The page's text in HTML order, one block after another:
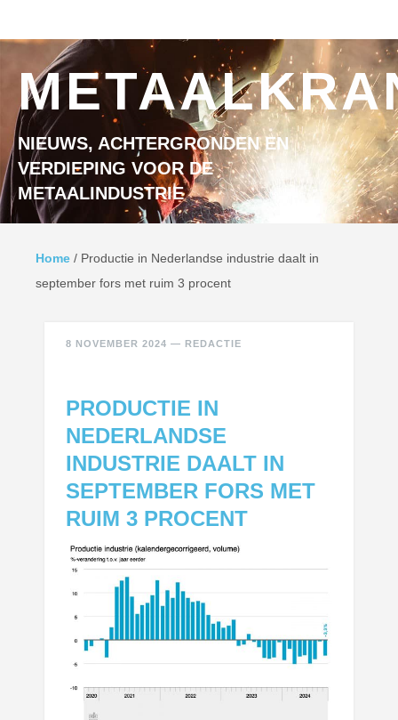
NIEUWS, ACHTERGRONDEN EN
VERDIEPING VOOR DE
METAALINDUSTRIE
Home / Productie in Nederlandse industrie daalt in
september fors met ruim 3 procent
8 NOVEMBER 2024 — REDACTIE
PRODUCTIE IN
NEDERLANDSE
INDUSTRIE DAALT IN
SEPTEMBER FORS MET
RUIM 3 PROCENT